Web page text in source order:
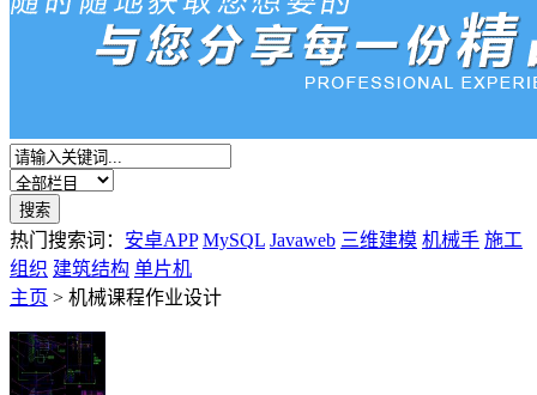
热门搜索词： 安卓APP MySQL Javaweb 三维建模 机械手 施工
组织 建筑结构 单片机
主页 > 机械课程作业设计